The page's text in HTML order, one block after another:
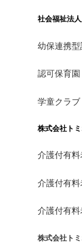
社会福祉法
幼保連携
認可保育
学童クラ
株式会社ト
介護付有
介護付有料
介護付有料
株式会社ト